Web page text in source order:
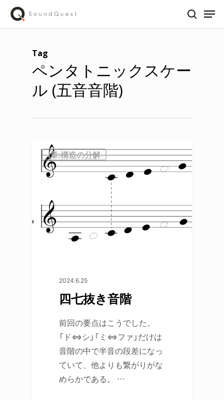
Skip
search
Tag
ペンタトニックスケー
ル (五音音階)
Ⅰ章:構造の分解
2024.6.25
四七抜き音階
前回の要点はこうでした。
「ド⇔シ」「ミ⇔ファ」だけは
音階の中で半音の段差になっ
ていて、他よりも繋がりがな
めらかである。 …